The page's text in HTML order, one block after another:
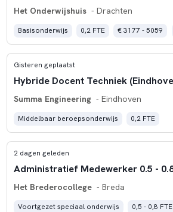
Het Onderwijshuis - Drachten
Basisonderwijs 0,2 FTE € 3177 - 5059
Gisteren geplaatst
Summa Engineering - Eindhoven
Middelbaar beroepsonderwijs 0,2 FTE
2 dagen geleden
Het Brederocollege - Breda
Voortgezet speciaal onderwijs 0,5 - 0,8 FTE